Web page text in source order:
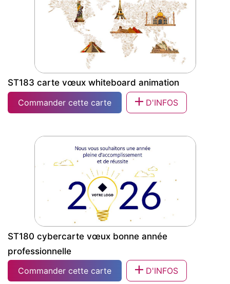
animation
ST183 carte vœux whiteboard animation
Commander cette carte
D'INFOS
ST180 cybercarte vœux bonne année
professionnelle
Commander cette carte
D'INFOS